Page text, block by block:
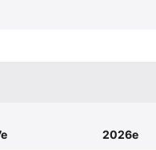
2026e